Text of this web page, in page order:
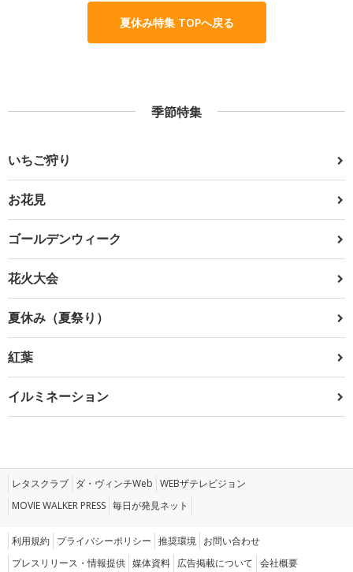
夏休み特集 TOPへ戻る
季節特集
いちご狩り
お花見
ゴールデンウィーク
花火大会
夏休み（夏祭り）
紅葉
イルミネーション
レタスクラブ ダ・ヴィンチWeb WEBザテレビジョン
MOVIE WALKER PRESS 毎日が発見ネット
利用規約 プライバシーポリシー 推奨環境 お問い合わせ
プレスリリース・情報提供 媒体資料 広告掲載について 会社概要